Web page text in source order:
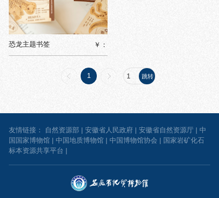
恐龙主题书签 ￥：
1
友情链接： 自然资源部 | 安徽省人民政府| 安徽省自然资源厅| 中
国国家博物馆| 中国地质博物馆| 中国博物馆协会 | 国家岩矿化石
标本资源共享平台 |